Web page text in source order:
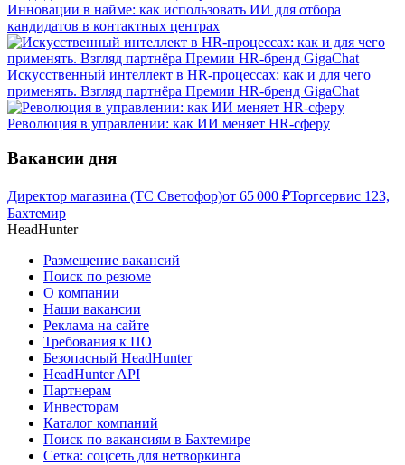
Инновации в найме: как использовать ИИ для отбора
кандидатов в контактных центрах
Искусственный интеллект в HR-процессах: как и для чего
применять. Взгляд партнёра Премии HR-бренд GigaChat
Революция в управлении: как ИИ меняет HR-сферу
Вакансии дня
Директор магазина (ТС Светофор)от 65 000 ₽Торгсервис 123,
Бахтемир
HeadHunter
Размещение вакансий
Поиск по резюме
О компании
Наши вакансии
Реклама на сайте
Требования к ПО
Безопасный HeadHunter
HeadHunter API
Партнерам
Инвесторам
Каталог компаний
Поиск по вакансиям в Бахтемире
Сетка: соцсеть для нетворкинга